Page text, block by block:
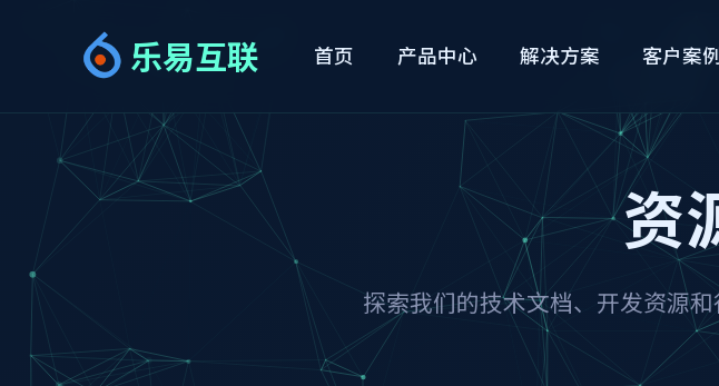
乐易互联 首页 产品中心 解决方案 客户案
资
探索我们的技术文档、开发资源